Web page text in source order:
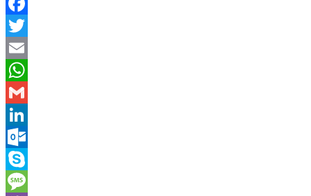
Facebook
Twitter
Email
WhatsApp
Gmail
LinkedIn
Outlook.com
Skype